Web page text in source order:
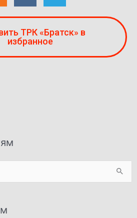
ТРК «Братск» в
избранное